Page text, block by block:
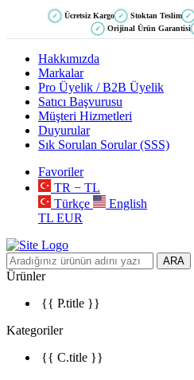
✓ Ücretsiz Kargo ✓ Stoktan Teslim ✓
✓ Orijinal Ürün Garantisi
Hakkımızda
Markalar
Pro Üyelik / B2B Üyelik
Satıcı Başvurusu
Müşteri Hizmetleri
Duyurular
Sık Sorulan Sorular (SSS)
Favoriler
TR − TL
Türkçe
English
TL EUR
ARA
Ürünler
{{ P.title }}
Kategoriler
{{ C.title }}